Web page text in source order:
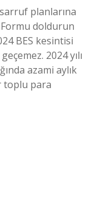
planlarına
doldurun
BES kesintisi
2024 yılı
azami aylık
toplu para